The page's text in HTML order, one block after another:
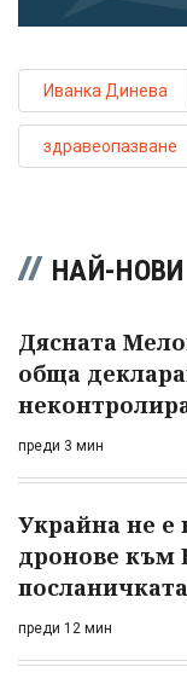
Иванка Динева
здравеопазване
НАЙ-НОВИ
Дясната
обща
преди 3 мин
Украйна не е
дронове към
посланичката
преди 12 мин